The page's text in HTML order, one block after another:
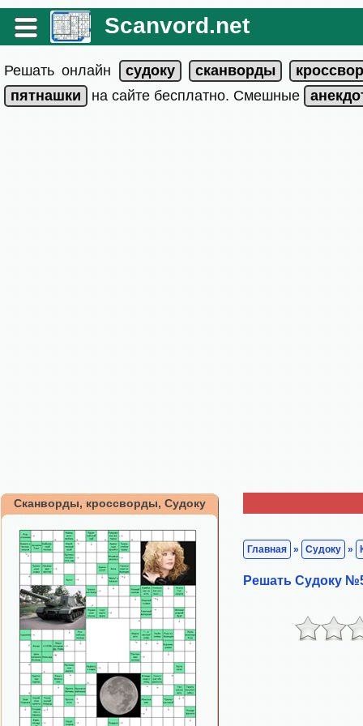
Scanvord.net
Решать онлайн
на сайте бесплатно. Смешные
Сканворды, кроссворды, Судоку
Главная » Судоку »
Решать Судоку